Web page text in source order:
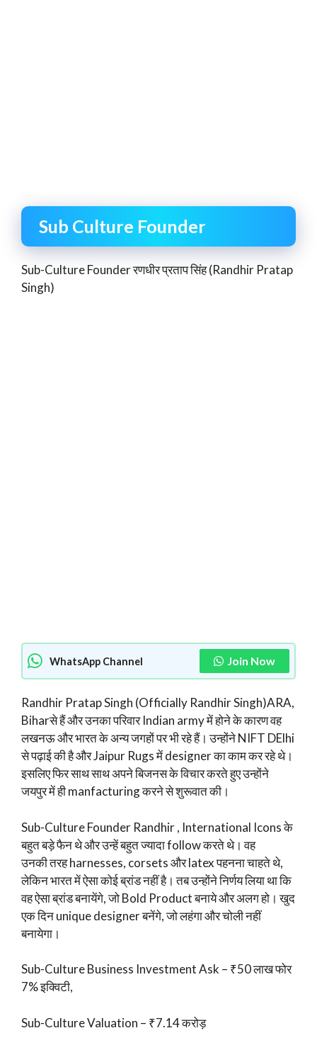
Sub Culture Founder
Sub-Culture Founder रणधीर प्रताप सिंह (Randhir Pratap
Singh)
WhatsApp Channel Join Now
Randhir Pratap Singh (Officially Randhir Singh)ARA,
Biharसे हैं और उनका परिवार Indian army में होने के कारण वह
लखनऊ और भारत के अन्य जगहों पर भी रहे हैं। उन्होंने NIFT DElhi
से पढ़ाई की है और Jaipur Rugs में designer का काम कर रहे थे।
इसलिए फिर साथ साथ अपने बिजनस के विचार करते हुए उन्होंने
जयपुर में ही manfacturing करने से शुरूवात की।
Sub-Culture Founder Randhir , International Icons के
बहुत बड़े फैन थे और उन्हें बहुत ज्यादा follow करते थे। वह
उनकी तरह harnesses, corsets और latex पहनना चाहते थे,
लेकिन भारत में ऐसा कोई ब्रांड नहीं है। तब उन्होंने निर्णय लिया था कि
वह ऐसा ब्रांड बनायेंगे, जो Bold Product बनाये और अलग हो। खुद
एक दिन unique designer बनेंगे, जो लहंगा और चोली नहीं
बनायेगा।
Sub-Culture Business Investment Ask – ₹50 लाख फोर
7% इक्विटी,
Sub-Culture Valuation – ₹7.14 करोड़